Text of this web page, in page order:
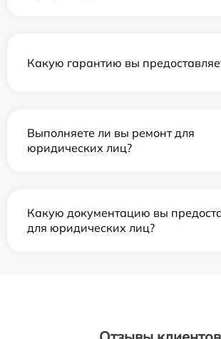
Какую гарантию вы
Выполняете ли вы ремонт для
юридических лиц?
Какую документацию вы
для юридических лиц?